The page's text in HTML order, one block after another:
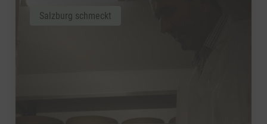
Salzburg schmeckt